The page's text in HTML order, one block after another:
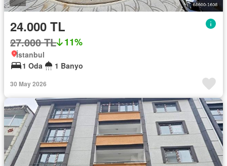
24.000 TL
27.000 TL 11%
İstanbul
1 Oda
1 Banyo
30 May 2026